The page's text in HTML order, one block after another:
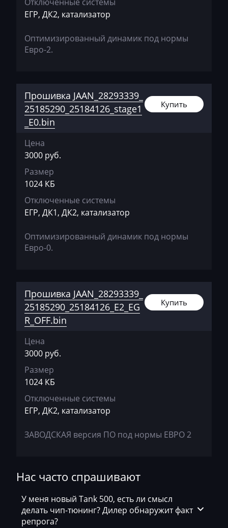
Eggersmann
Extreme moto
FAW
Fendt
Fiat
Ford
Foton
Freightliner
GAC
Genie
Genset
GMC
Great Wall
Grove
Groz
Hafei
Haima
Hatz
Haval
Hawtai
ЕГР, ДК2, катализатор
Оптимизированный динамик под нормы
Евро-2.
Прошивка JAAN_28293339_
25185290_25184126_stage1
_E0.bin
Купить
Цена
3000 руб.
Размер
1024 КБ
Отключенные системы
ЕГР, ДК1, ДК2, катализатор
Оптимизированный динамик под нормы
Евро-0.
Прошивка JAAN_28293339_
25185290_25184126_E2_EG
R_OFF.bin
Купить
Цена
3000 руб.
Размер
1024 КБ
Отключенные системы
ЕГР, ДК2, катализатор
ЗАВОДСКАЯ версия ПО под нормы ЕВРО 2
Нас часто спрашивают
У меня новый Tank 500, есть ли смысл
делать чип-тюнинг? Дилер обнаружит факт
репрога?